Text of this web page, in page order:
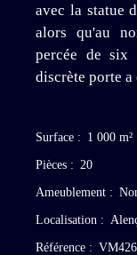
avec la statue
alors qu'au
percée de six
discrète porte a
Surface : 1 000 m²
Pièces : 20
Ameublement :
Localisation :
Référence : VM426